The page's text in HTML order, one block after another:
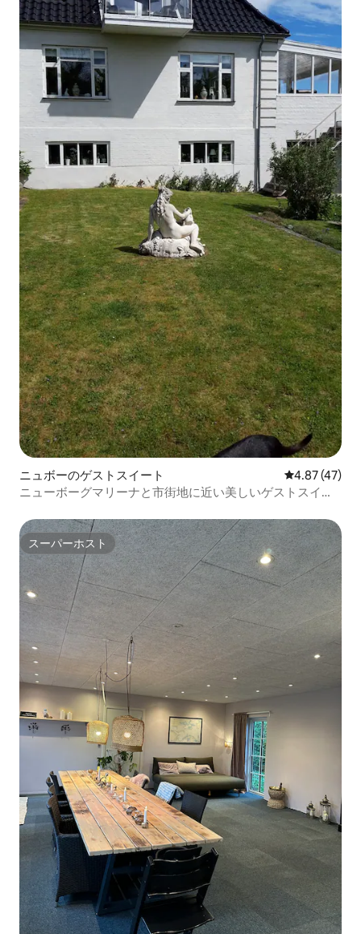
ニュボーのゲストスイート レビュー47
4.87 (47)
ニューボーグマリーナと市街地に近い美しいゲストスイー
スーパーホスト
スーパーホスト